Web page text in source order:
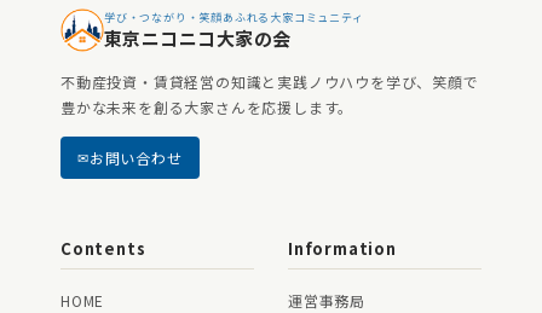
学び・つながり・笑顔あふれる大家コミュニティ
東京ニコニコ大家の会
不動産投資・賃貸経営の知識と実践ノウハウを学び、笑顔で
豊かな未来を創る大家さんを応援します。
お問い合わせ
Contents
HOME
Information
運営事務局